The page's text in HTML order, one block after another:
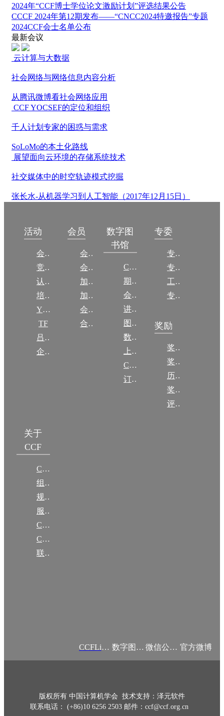
2024年“CCF博士学位论文激励计划”评选结果公告
CCCF 2024年第12期发布——“CNCC2024特邀报告”专题
2024CCF会士名单公布
最新会议
云计算与大数据
社会网络与网络信息内容分析
从腾讯微博看社会网络应用
CCF YOCSEF的定位和组织
千人计划专家的困惑与需求
SoLoMo的本土化路线
展望面向云环境的存储系统技术
社交媒体中的时空轨迹模式挖掘
张长水-从机器学习到人工智能（2017年12月15日）
活动
会议
竞赛
认证
培训
YOCSEF
TF
吕梁振兴
企智会
会员
会员简介
会员权益
加入CCF
加入CCF
会员交费
合作伙伴
数字图
书馆
CCCF
期刊
会议
讲稿
图集
数图编审委员会
上传/发布作品
CCF DL Focus
订阅《计算》
专委
专委简介
专委条例
工作问答
专委名单
奖励
奖励动态
奖励目录
历年获奖名单
奖项推荐
评奖条例
关于
CCF
CCF简介
组织机构
规章
服务项目
CCF大事记
CCF创建60周年
联系我们
CCFLink APP 数字图书馆 微信公众号 官方微博
版权所有 中国计算机学会 技术支持：泽元软件
联系电话： (+86)10 6256 2503 邮件：ccf@ccf.org.cn